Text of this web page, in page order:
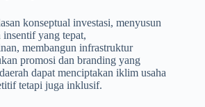
konseptual investasi, menyusun
yang tepat,
membangun infrastruktur
promosi dan branding yang
dapat menciptakan iklim usaha
tetapi juga inklusif.